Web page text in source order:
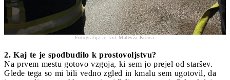
Fotografija je last Matevža Kunca.
2. Kaj te je spodbudilo k prostovoljstvu?
Na prvem mestu gotovo vzgoja, ki sem jo prejel od staršev.
Glede tega so mi bili vedno zgled in kmalu sem ugotovil, da